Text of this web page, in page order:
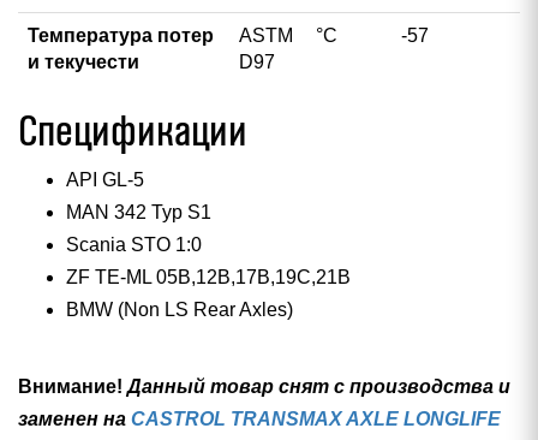
Температура потер
и текучести
ASTM
D97
°С -57
Спецификации
API GL-5
MAN 342 Typ S1
Scania STO 1:0
ZF TE-ML 05B,12B,17B,19C,21B
BMW (Non LS Rear Axles)
Внимание!Данный товар снят с производства и
заменен на CASTROL TRANSMAX AXLE LONGLIFE